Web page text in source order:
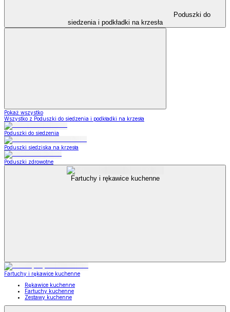
Poduszki do
siedzenia i podkładki na krzesła
Pokaż wszystko
Wszystko z Poduszki do siedzenia i podkładki na krzesła
Poduszki do siedzenia
Poduszki siedziska na krzesła
Poduszki zdrowotne
Fartuchy i rękawice kuchenne
Fartuchy i rękawice kuchenne
Rękawice kuchenne
Fartuchy kuchenne
Zestawy kuchenne